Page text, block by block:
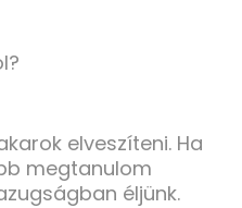
elveszíteni. Ha
megtanulom
éljünk.